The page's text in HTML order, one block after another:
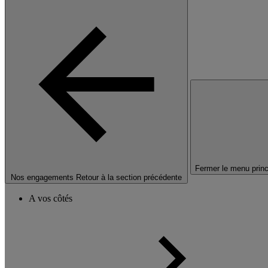
Nos engagements Retour à la section précédente
Fermer le menu
A vos côtés